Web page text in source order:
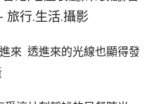
來 透進來的光線也顯得發